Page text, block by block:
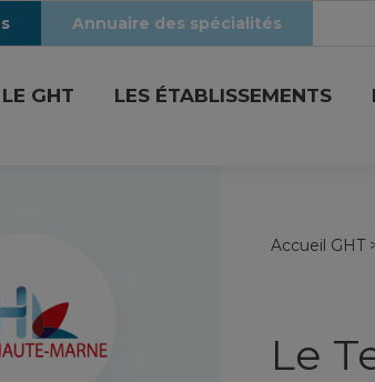
Annuaire des spécialités
LE GHT LES ÉTABLISSEMENTS
Accueil GHT
Le